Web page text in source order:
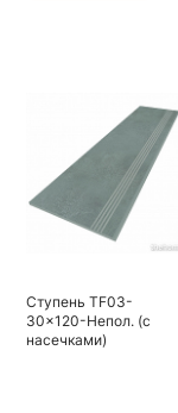
Ступень TF03-
30x120-Непол. (с
насечками)